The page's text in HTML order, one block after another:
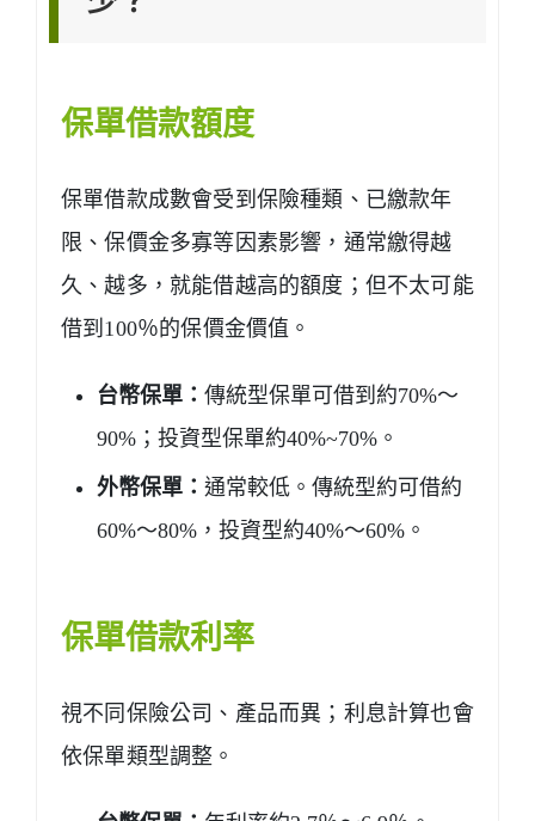
保單借款額度
保單借款成數會受到保險種類、已繳款年
限、保價金多寡等因素影響，通常繳得越
久、越多，就能借越高的額度；但不太可能
借到100％的保價金價值。
台幣保單： 傳統型保單可借到約70%～
90%；投資型保單約40%~70%。
外幣保單： 通常較低。傳統型約可借約
60%～80%，投資型約40%～60%。
保單借款利率
視不同保險公司、產品而異；利息計算也會
依保單類型調整。